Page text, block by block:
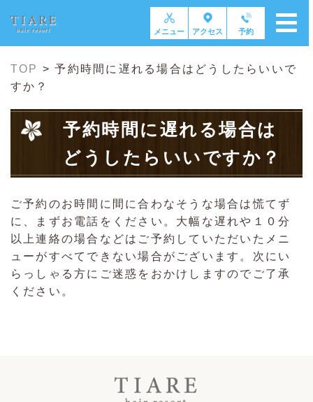
メニュー アクセス 予約
TOP >予約時間に遅れる場合はどうしたらいいで
すか？
予約時間に遅れる場合は
どうしたらいいですか？
ご予約のお時間に間に合わなそうな場合は慌てず
に、まずお電話をください。大幅な遅れや１０分
以上連絡の場合などはご予約していただいたメニ
ューがすべてできない場合がございます。次にい
らっしゃる方にご迷惑をおかけしますのでご了承
ください。